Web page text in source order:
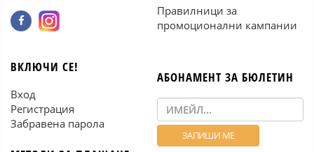
Правилници за
промоционални кампании
ВКЛЮЧИ СЕ!
Вход
Регистрация
Забравена парола
АБОНАМЕНТ ЗА БЮЛЕТИН